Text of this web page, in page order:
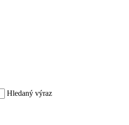
Hledaný výraz